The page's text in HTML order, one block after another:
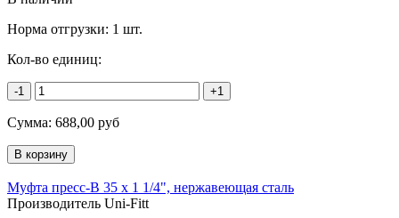
Норма отгрузки: 1 шт.
Кол-во единиц:
-1 +1
Сумма: 688,00 руб
Муфта пресс-В 35 х 1 1/4", нержавеющая сталь
Производитель Uni-Fitt